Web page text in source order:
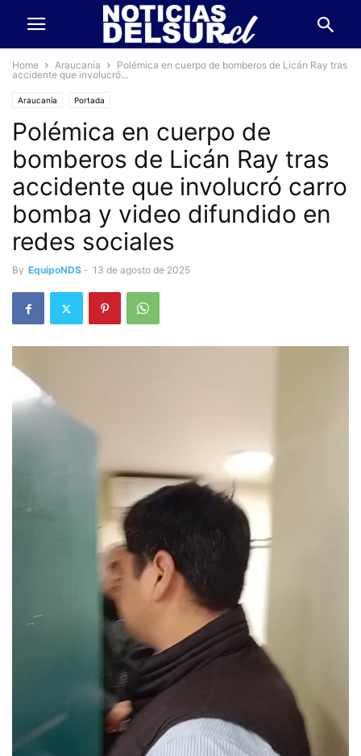
Home Araucanía
Polémica en cuerpo de bomberos de Licán Ray tras
accidente que involucró...
Araucanía Portada
Polémica en cuerpo de
bomberos de Licán Ray tras
accidente que involucró carro
bomba y video difundido en
redes sociales
By EquipoNDS - 13 de agosto de 2025